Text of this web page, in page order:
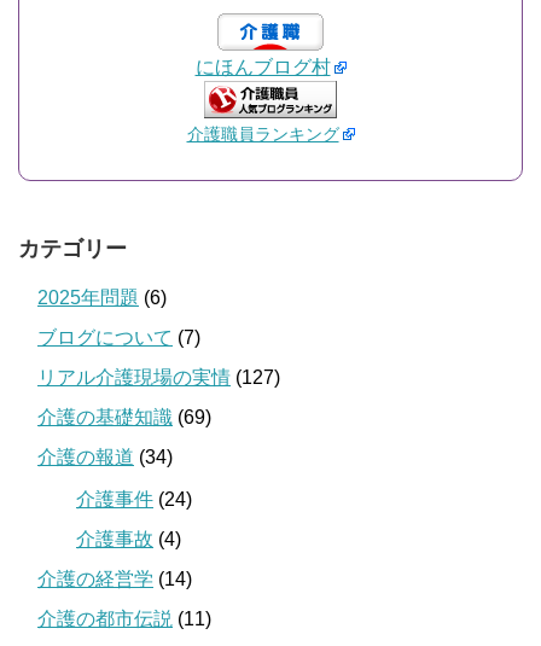
にほんブログ村
介護職員ランキング
カテゴリー
2025年問題 (6)
ブログについて (7)
リアル介護現場の実情 (127)
介護の基礎知識 (69)
介護の報道 (34)
介護事件 (24)
介護事故 (4)
介護の経営学 (14)
介護の都市伝説 (11)